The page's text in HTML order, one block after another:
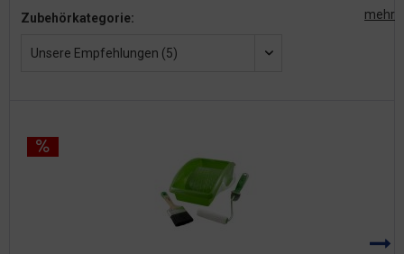
mehr
Zubehörkategorie: